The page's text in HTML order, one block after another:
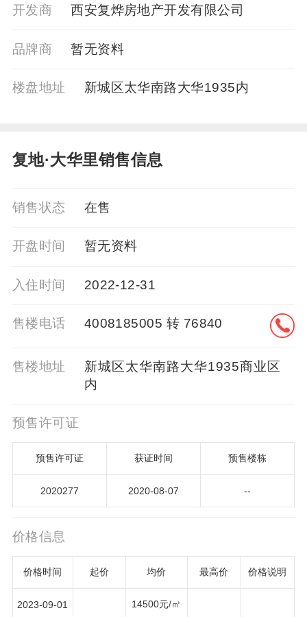
开发商 西安复烨房地产开发有限公司
品牌商 暂⽆资料
楼盘地址 新城区太华南路大华1935内
复地·大华里销售信息
销售状态 在售
开盘时间 暂无资料
入住时间 2022-12-31
售楼电话 4008185005 转 76840
售楼地址
新城区太华南路大华1935商业区
内
预售许可证
预售许可证 获证时间 预售楼栋
2020277 2020-08-07 --
价格信息
价格时间 起价 均价 最高价 价格说明
2023-09-01 14500元/㎡